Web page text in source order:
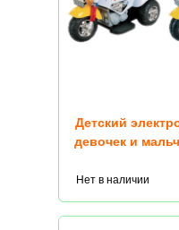
Детский
девочек и
Нет в наличии